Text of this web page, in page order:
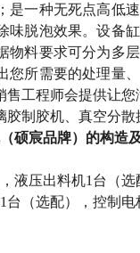
是一种无死点高低
味脱泡效果。设备
物料要求可分为多
您所需要的处理量
工程师会提供让您
制胶机、真空分散
硕宸品牌）的构造
压出料机1台（选
台（选配），控制